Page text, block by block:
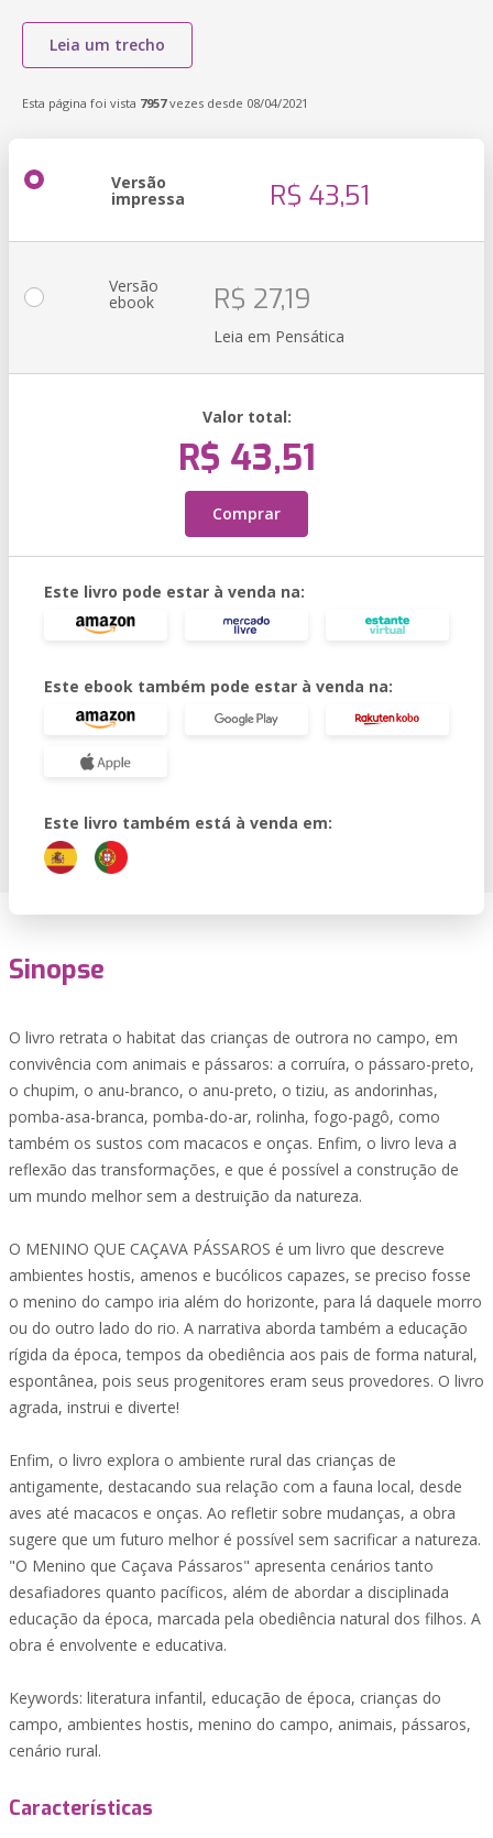
Leia um trecho
Esta página foi vista 7957vezes desde 08/04/2021
Versão
impressa R$ 43,51
Versão
ebook R$ 27,19
Leia em Pensática
Valor total:
R$ 43,51
Comprar
Este livro pode estar à venda na:
Este ebook também pode estar à venda na:
Este livro também está à venda em:
Sinopse
O livro retrata o habitat das crianças de outrora no campo, em
convivência com animais e pássaros: a corruíra, o pássaro-preto,
o chupim, o anu-branco, o anu-preto, o tiziu, as andorinhas,
pomba-asa-branca, pomba-do-ar, rolinha, fogo-pagô, como
também os sustos com macacos e onças. Enfim, o livro leva a
reflexão das transformações, e que é possível a construção de
um mundo melhor sem a destruição da natureza.
O MENINO QUE CAÇAVA PÁSSAROS é um livro que descreve
ambientes hostis, amenos e bucólicos capazes, se preciso fosse
o menino do campo iria além do horizonte, para lá daquele morro
ou do outro lado do rio. A narrativa aborda também a educação
rígida da época, tempos da obediência aos pais de forma natural,
espontânea, pois seus progenitores eram seus provedores. O livro
agrada, instrui e diverte!
Enfim, o livro explora o ambiente rural das crianças de
antigamente, destacando sua relação com a fauna local, desde
aves até macacos e onças. Ao refletir sobre mudanças, a obra
sugere que um futuro melhor é possível sem sacrificar a natureza.
"O Menino que Caçava Pássaros" apresenta cenários tanto
desafiadores quanto pacíficos, além de abordar a disciplinada
educação da época, marcada pela obediência natural dos filhos. A
obra é envolvente e educativa.
Keywords: literatura infantil, educação de época, crianças do
campo, ambientes hostis, menino do campo, animais, pássaros,
cenário rural.
Características